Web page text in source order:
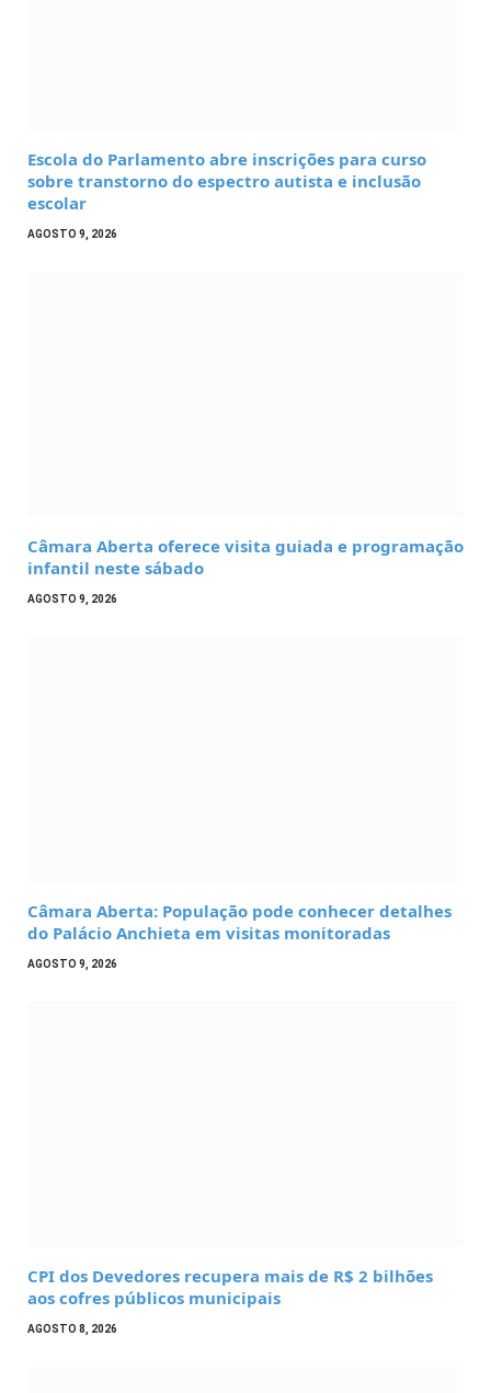
Escola do Parlamento abre inscrições para curso
sobre transtorno do espectro autista e inclusão
escolar
AGOSTO 9, 2026
Câmara Aberta oferece visita guiada e programação
infantil neste sábado
AGOSTO 9, 2026
Câmara Aberta: População pode conhecer detalhes
do Palácio Anchieta em visitas monitoradas
AGOSTO 9, 2026
CPI dos Devedores recupera mais de R$ 2 bilhões
aos cofres públicos municipais
AGOSTO 8, 2026